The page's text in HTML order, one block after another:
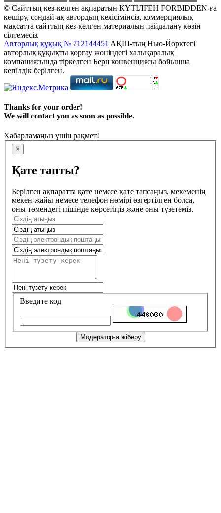
© Сайттың кез-келген ақпаратын КҮТІЛГЕН FORBIDDEN-ға
көшіру, сондай-ақ автордың келісімінсіз, коммерциялық
мақсатта сайттың кез-келген материалын пайдалану көзін
сілтемесіз.
Авторлық құқық № 712144451 АҚШ-тың Нью-Йорктегі
авторлық құқықты қорғау жөніндегі халықаралық
компаниясында тіркелген Берн конвенциясы бойынша
кепілдік берілген.
Thanks for your order!
We will contact you as soon as possible.
Хабарламаңыз үшін рақмет!
×
Қате тапты?
Берілген ақпаратта қате немесе қате тапсаңыз, мекеменің
мекен-жайы немесе телефон нөмірі өзгертілген болса,
оны төмендегі пішінде көрсетіңіз және оны түзетеміз.
Введите код
Модераторға жіберу